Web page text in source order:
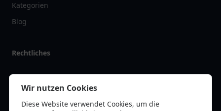
Kategorien
Blog
Rechtliches
Impressum
Datenschutz
Wir nutzen Cookies
Diese Website verwendet Cookies, um die